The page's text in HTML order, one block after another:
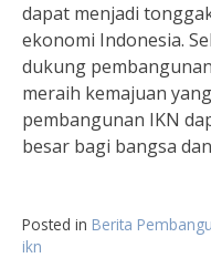
dapat menjadi
ekonomi Indonesia.
dukung
meraih kemajuan
pembangunan IKN
besar bagi bangsa
Posted in Berita
ikn